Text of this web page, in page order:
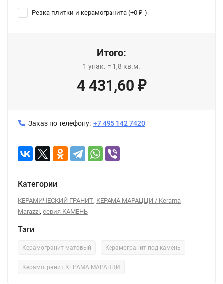
Резка плитки и керамогранита (+0 ₽ )
Итого:
1 упак. = 1,8 кв.м.
4 431,60 ₽
Заказ по телефону: +7 495 142 7420
Категории
КЕРАМИЧЕСКИЙ ГРАНИТ, КЕРАМА МАРАЦЦИ / Kerama
Marazzi, серия КАМЕНЬ
Тэги
Керамогранит матовый Керамогранит под камень
Керамогранит КЕРАМА МАРАЦЦИ